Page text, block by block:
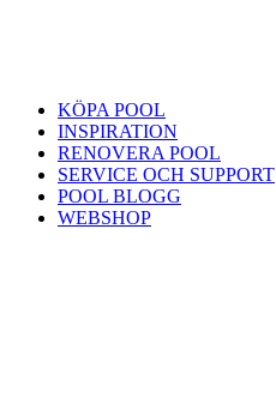
KÖPA POOL
INSPIRATION
RENOVERA POOL
SERVICE OCH SUPPORT
POOL BLOGG
WEBSHOP